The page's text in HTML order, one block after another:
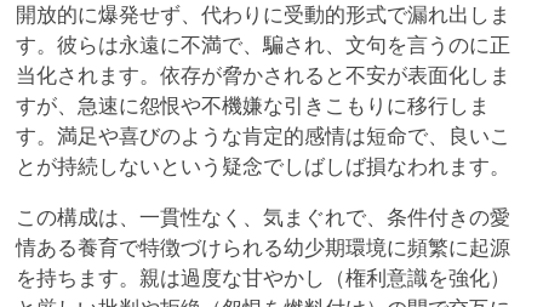
開放的に爆発せず、代わりに受動的形式で漏れ出しま
す。彼らは永遠に不満で、騙され、文句を言うのに正
当化されます。依存が脅かされると不安が表面化しま
すが、急速に怨恨や不機嫌な引きこもりに移行しま
す。満足や喜びのような肯定的感情は短命で、良いこ
とが持続しないという疑念でしばしば損なわれます。
この構成は、一貫性なく、気まぐれで、条件付きの愛
情ある養育で特徴づけられる幼少期環境に頻繁に起源
を持ちます。親は過度な甘やかし（権利意識を強化）